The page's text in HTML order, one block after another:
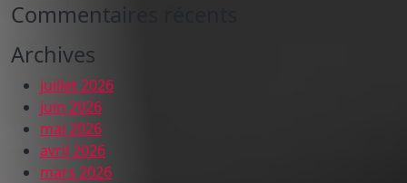
Commentaires récents
Archives
juillet 2026
juin 2026
mai 2026
avril 2026
mars 2026